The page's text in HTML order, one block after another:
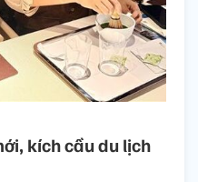
kích cầu du lịch